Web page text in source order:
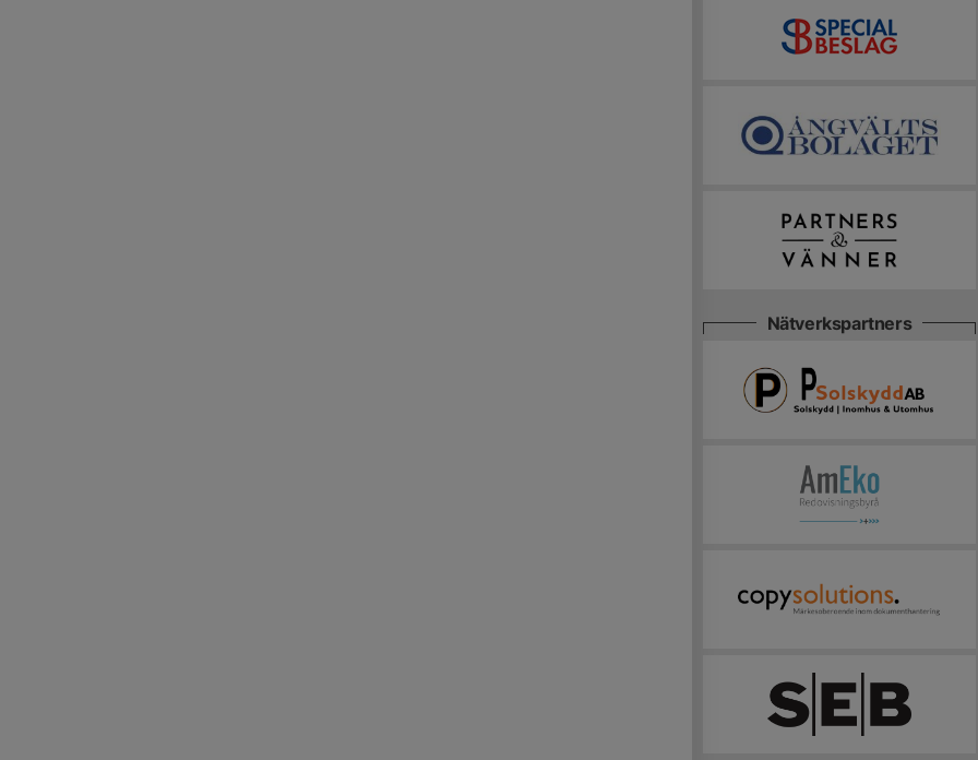
Nätverkspartners